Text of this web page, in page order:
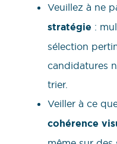
Veuillez à ne
stratégie :
sélection
candidatures
trier.
Veiller à ce
cohérence